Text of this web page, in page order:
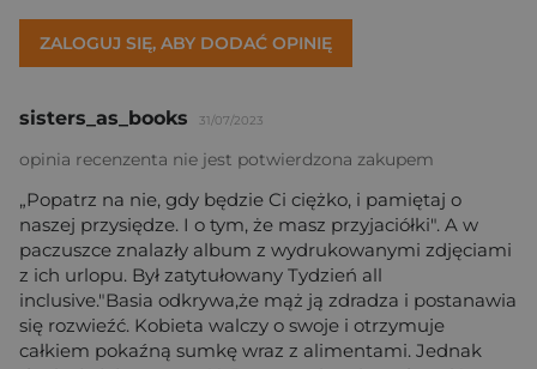
ZALOGUJ SIĘ, ABY DODAĆ OPINIĘ
sisters_as_books 31/07/2023
opinia recenzenta nie jest potwierdzona zakupem
„Popatrz na nie, gdy będzie Ci ciężko, i pamiętaj o
naszej przysiędze. I o tym, że masz przyjaciółki". A w
paczuszce znalazły album z wydrukowanymi zdjęciami
z ich urlopu. Był zatytułowany Tydzień all
inclusive."Basia odkrywa,że mąż ją zdradza i postanawia
się rozwieźć. Kobieta walczy o swoje i otrzymuje
całkiem pokaźną sumkę wraz z alimentami. Jednak